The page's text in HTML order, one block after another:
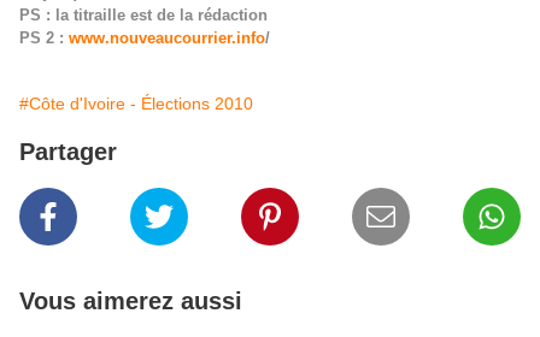
PS : la titraille est de la rédaction
PS 2 : www.nouveaucourrier.info/
#Côte d'Ivoire - Élections 2010
Partager
Vous aimerez aussi